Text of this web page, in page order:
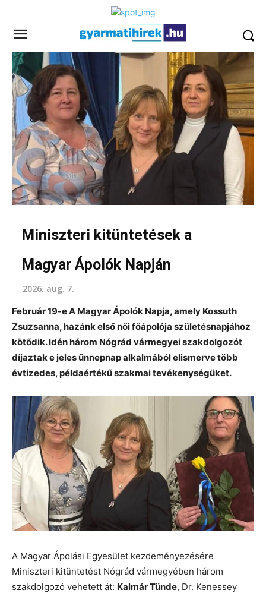
Miniszteri kitüntetések a
Magyar Ápolók Napján
2026. aug. 7.
Február 19-e A Magyar Ápolók Napja, amely Kossuth
Zsuzsanna, hazánk első női főápolója születésnapjához
kötődik. Idén három Nógrád vármegyei szakdolgozót
díjaztak e jeles ünnepnap alkalmából elismerve több
évtizedes, példaértékű szakmai tevékenységüket.
A Magyar Ápolási Egyesület kezdeményezésére
Miniszteri kitüntetést Nógrád vármegyében három
szakdolgozó vehetett át: Kalmár Tünde, Dr. Kenessey